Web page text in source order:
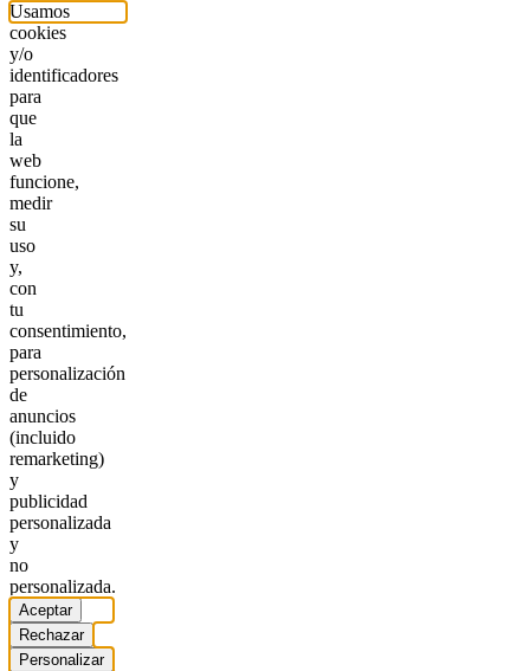
Usamos
cookies
y/o
identificadores
para
que
la
web
funcione,
medir
su
uso
y,
con
tu
consentimiento,
para
personalización
de
anuncios
(incluido
remarketing)
y
publicidad
personalizada
y
no
personalizada.
Aceptar
Rechazar
Personalizar